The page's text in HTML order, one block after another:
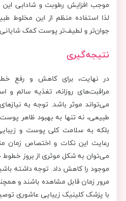
موجب افزایش رطوبت و شادابی
لذا استفاده منظم از این مخلوط
جوان‌تر و لطیف‌تر پوست کمک شایانی
نتیجه‌گیری
در نهایت، برای کاهش و رفع
مراقبت‌های روزانه، تغذیه سالم و
می‌تواند موثر باشد. توجه به
طبیعی، نه تنها به بهبود ظاهر
بلکه به سلامت کلی پوست و
رعایت این نکات و اختصاص زمان
می‌توان به شکل موثری از بروز
موجود را کاهش داد. توجه داشته
مرور زمان قابل مشاهده باشند و
با پزشک کلینیک زیبایی عاشوری